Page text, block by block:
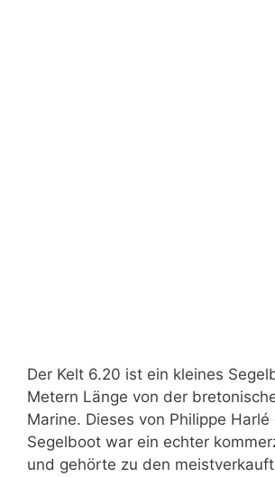
Der Kelt 6.20 ist ein kleines
Metern Länge von der
Marine. Dieses von Philippe
Segelboot war ein echter
und gehörte zu den